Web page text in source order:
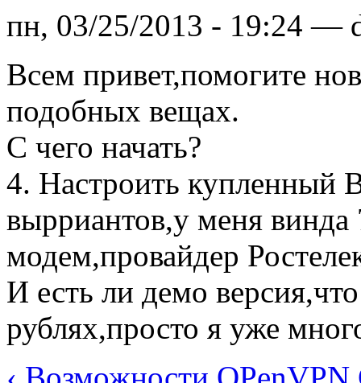
пн, 03/25/2013 - 19:24 —
Всем привет,помогите
подобных вещах.
С чего начать?
4. Настроить купленный
вырриантов,у меня винда
модем,провайдер
И есть ли демо
рублях,просто я уже